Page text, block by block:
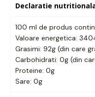
Declaratie
100 ml de produs
Valoare energetica:
Grasimi: 92g (din care
Carbohidrati: 0g (din
Proteine: 0g
Sare: 0g